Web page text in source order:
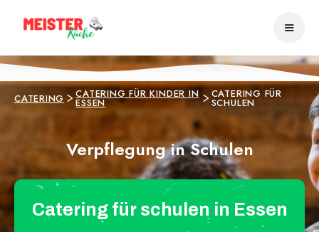
CATERING CATERING FÜR KINDER IN
ESSEN
CATERING FÜR
SCHULEN
Verpflegung in Schulen
Catering für schulen in Essen